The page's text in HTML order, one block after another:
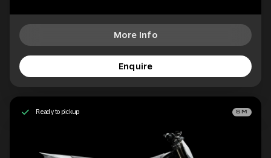
More Info
Enquire
Ready to pickup SM